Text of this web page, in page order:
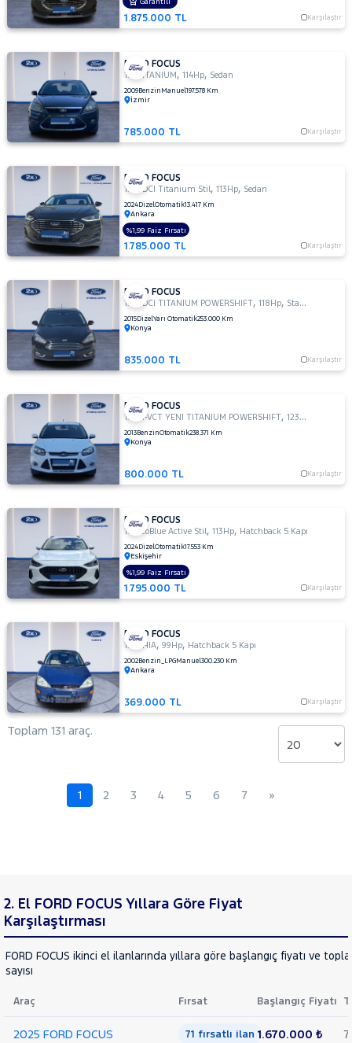
1.5 TI-
VCT
TREND
1.5
TREND-
X
1.6
AMBIENTE
1.6
Duratec
Ti-VCT
Titanium
1.6
GHIA
1.6
TDCI
1.6 TDCI
TITANIUM
1.6
TDCI
TREND
TITANIUM
1.6 TI-
VCT
TREND
X
1.6 TI-VCT
TITANIUM
POWERSHIFT
1.6 TREND
X
OTOMATIK
2.0
ST
KUGA
MONDEO
Mustang
Mach-E
RANGER
JOURNEY
TOURNEO
CUSTOM
TRANSIT
Foton
1.875.000 TL Karşılaştır
FORD FOCUS
1.6 TITANIUM ,114Hp, Sedan
2009Benzin Manuel197.578 Km
İzmir
785.000 TL Karşılaştır
FORD FOCUS
1.5 TDCI Titanium Stil,113Hp, Sedan
2024DizelOtomatik13.417 Km
Ankara
1.785.000 TL Karşılaştır
%1,99 Faiz Fırsatı
FORD FOCUS
1.5 TDCI TITANIUM POWERSHIFT,118Hp, StationWagon
2015DizelYarı Otomatik253.000 Km
Konya
835.000 TL Karşılaştır
FORD FOCUS
1.6 TI-VCT YENI TITANIUM POWERSHIFT,123Hp
2013BenzinOtomatik238.371 Km
Konya
800.000 TL Karşılaştır
FORD FOCUS
1.5 EcoBlue Active Stil,113Hp, Hatchback 5 Kapı
2024DizelOtomatik17.553 Km
Eskişehir
1.795.000 TL Karşılaştır
%1,99 Faiz Fırsatı
FORD FOCUS
1.6 GHIA,99Hp, Hatchback 5 Kapı
2002Benzin_LPGManuel300.230 Km
Ankara
369.000 TL Karşılaştır
Toplam 131 araç.
1 2 3 4 5 6 7 »
2. El FORD FOCUS Yıllara Göre Fiyat
Karşılaştırması
FORD FOCUS ikinci el ilanlarında yıllara göre başlangıç fiyatı ve
sayısı
Araç Fırsat Başlangıç Fiyatı
2025 FORD FOCUS 71 fırsatlı ilan 1.670.000 ₺